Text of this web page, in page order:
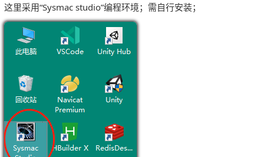
这里采用“Sysmac studio”编程环境；需自行安装；